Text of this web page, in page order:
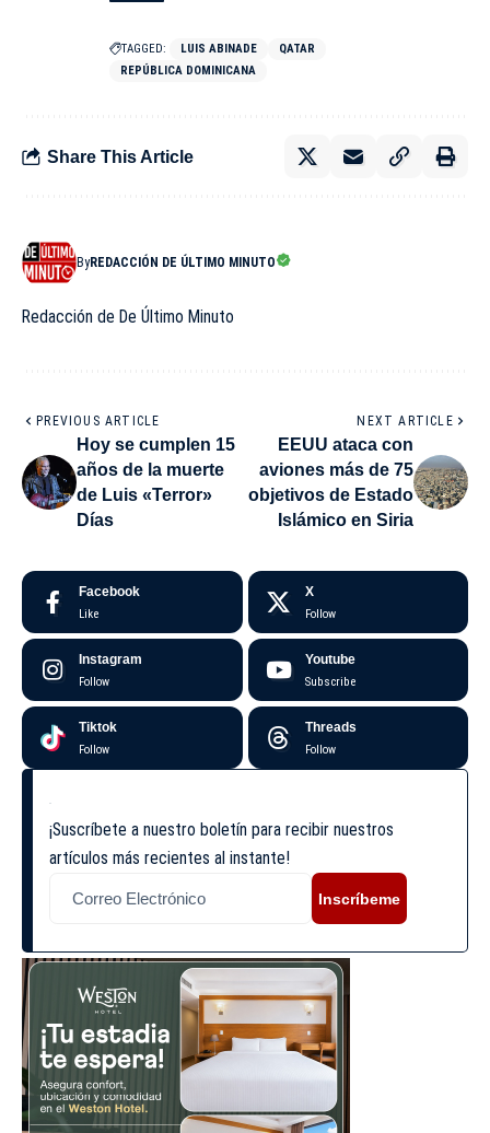
TAGGED: LUIS ABINADE
QATAR
REPÚBLICA DOMINICANA
Share This Article
ByREDACCIÓN DE ÚLTIMO MINUTO
Redacción de De Último Minuto
PREVIOUS ARTICLE
Hoy se cumplen 15
años de la muerte
de Luis «Terror»
Días
NEXT ARTICLE
EEUU ataca con
aviones más de 75
objetivos de Estado
Islámico en Siria
Facebook
Like
X
Follow
Instagram
Follow
Youtube
Subscribe
Tiktok
Follow
Threads
Follow
¡Suscríbete a nuestro boletín para recibir nuestros
artículos más recientes al instante!
Inscríbeme